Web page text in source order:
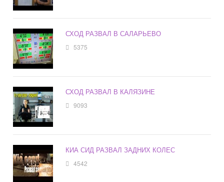
СХОД РАЗВАЛ В САЛАРЬЕВО
5375
СХОД РАЗВАЛ В КАЛЯЗИНЕ
9093
КИА СИД РАЗВАЛ ЗАДНИХ КОЛЕС
4542